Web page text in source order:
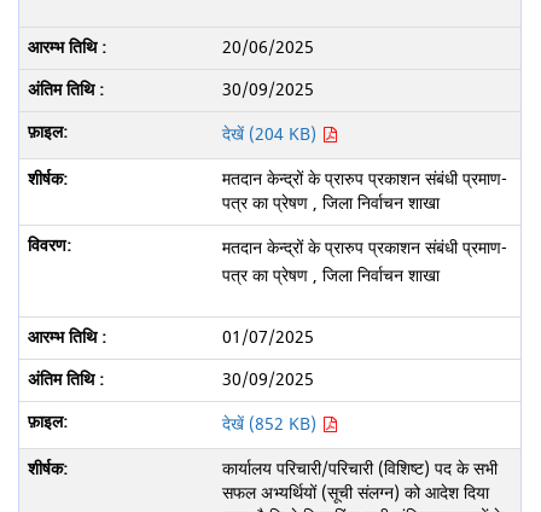
20/06/2025
30/09/2025
देखें (204 KB)
मतदान केन्द्रों के प्रारुप प्रकाशन संबंधी प्रमाण-
पत्र का प्रेषण , जिला निर्वाचन शाखा
मतदान केन्द्रों के प्रारुप प्रकाशन संबंधी प्रमाण-
पत्र का प्रेषण , जिला निर्वाचन शाखा
01/07/2025
30/09/2025
देखें (852 KB)
कार्यालय परिचारी/परिचारी (विशिष्ट) पद के सभी
सफल अभ्यर्थियों (सूची संलग्न) को आदेश दिया